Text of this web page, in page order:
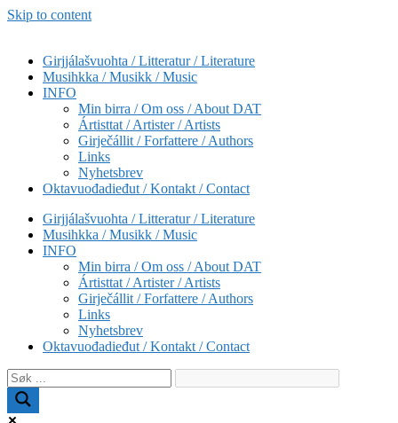
Skip to content
Girjjálašvuohta / Litteratur / Literature
Musihkka / Musikk / Music
INFO
Min birra / Om oss / About DAT
Ártisttat / Artister / Artists
Girječállit / Forfattere / Authors
Links
Nyhetsbrev
Oktavuođadieđut / Kontakt / Contact
Girjjálašvuohta / Litteratur / Literature
Musihkka / Musikk / Music
INFO
Min birra / Om oss / About DAT
Ártisttat / Artister / Artists
Girječállit / Forfattere / Authors
Links
Nyhetsbrev
Oktavuođadieđut / Kontakt / Contact